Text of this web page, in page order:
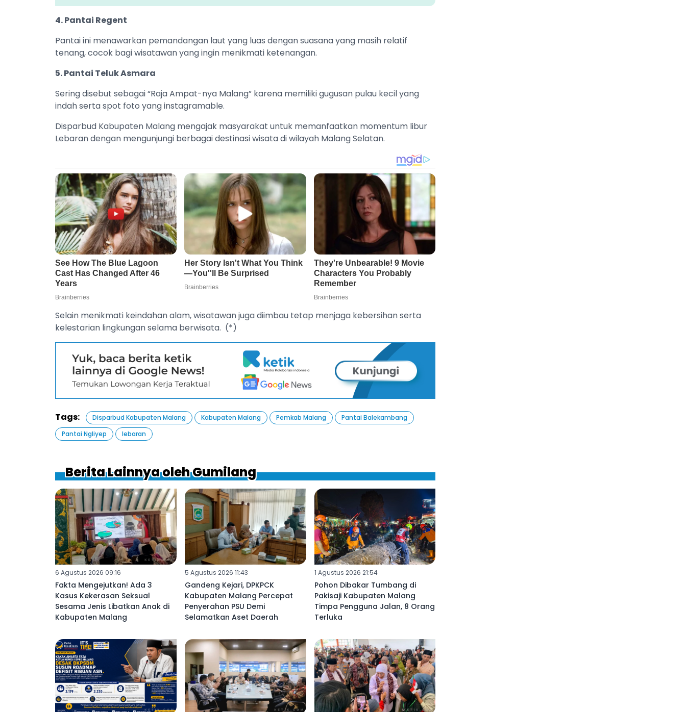
4. Pantai Regent
Pantai ini menawarkan pemandangan laut yang luas dengan suasana yang masih relatif
tenang, cocok bagi wisatawan yang ingin menikmati ketenangan.
5. Pantai Teluk Asmara
Sering disebut sebagai “Raja Ampat-nya Malang” karena memiliki gugusan pulau kecil yang
indah serta spot foto yang instagramable.
Disparbud Kabupaten Malang mengajak masyarakat untuk memanfaatkan momentum libur
Lebaran dengan mengunjungi berbagai destinasi wisata di wilayah Malang Selatan.
Selain menikmati keindahan alam, wisatawan juga diimbau tetap menjaga kebersihan serta
kelestarian lingkungan selama berwisata. (*)
Tags: Disparbud Kabupaten Malang Kabupaten Malang Pemkab Malang
Pantai Balekambang
Pantai Ngliyep
lebaran
Berita Lainnya oleh Gumilang
6 Agustus 2026 09:16
Fakta Mengejutkan! Ada 3
Kasus Kekerasan Seksual
Sesama Jenis Libatkan Anak di
Kabupaten Malang ‎
5 Agustus 2026 11:43
Gandeng Kejari, DPKPCK
Kabupaten Malang Percepat
Penyerahan PSU Demi
Selamatkan Aset Daerah ‎
1 Agustus 2026 21:54
Pohon Dibakar Tumbang di
Pakisaji Kabupaten Malang
Timpa Pengguna Jalan, 8 Orang
Terluka